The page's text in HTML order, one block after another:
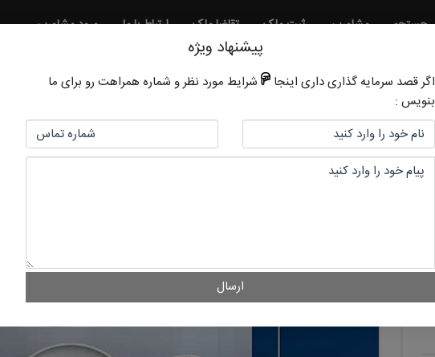
جستجو مشاورین ثبت ملک تقاضا ملک ارتباط با ما ورود مشاورین
پیشنهاد ویژه
اگر قصد سرمایه گذاری داری اینجا
شرایط مورد نظر و شماره همراهت رو برای ما
بنویس :
ارسال